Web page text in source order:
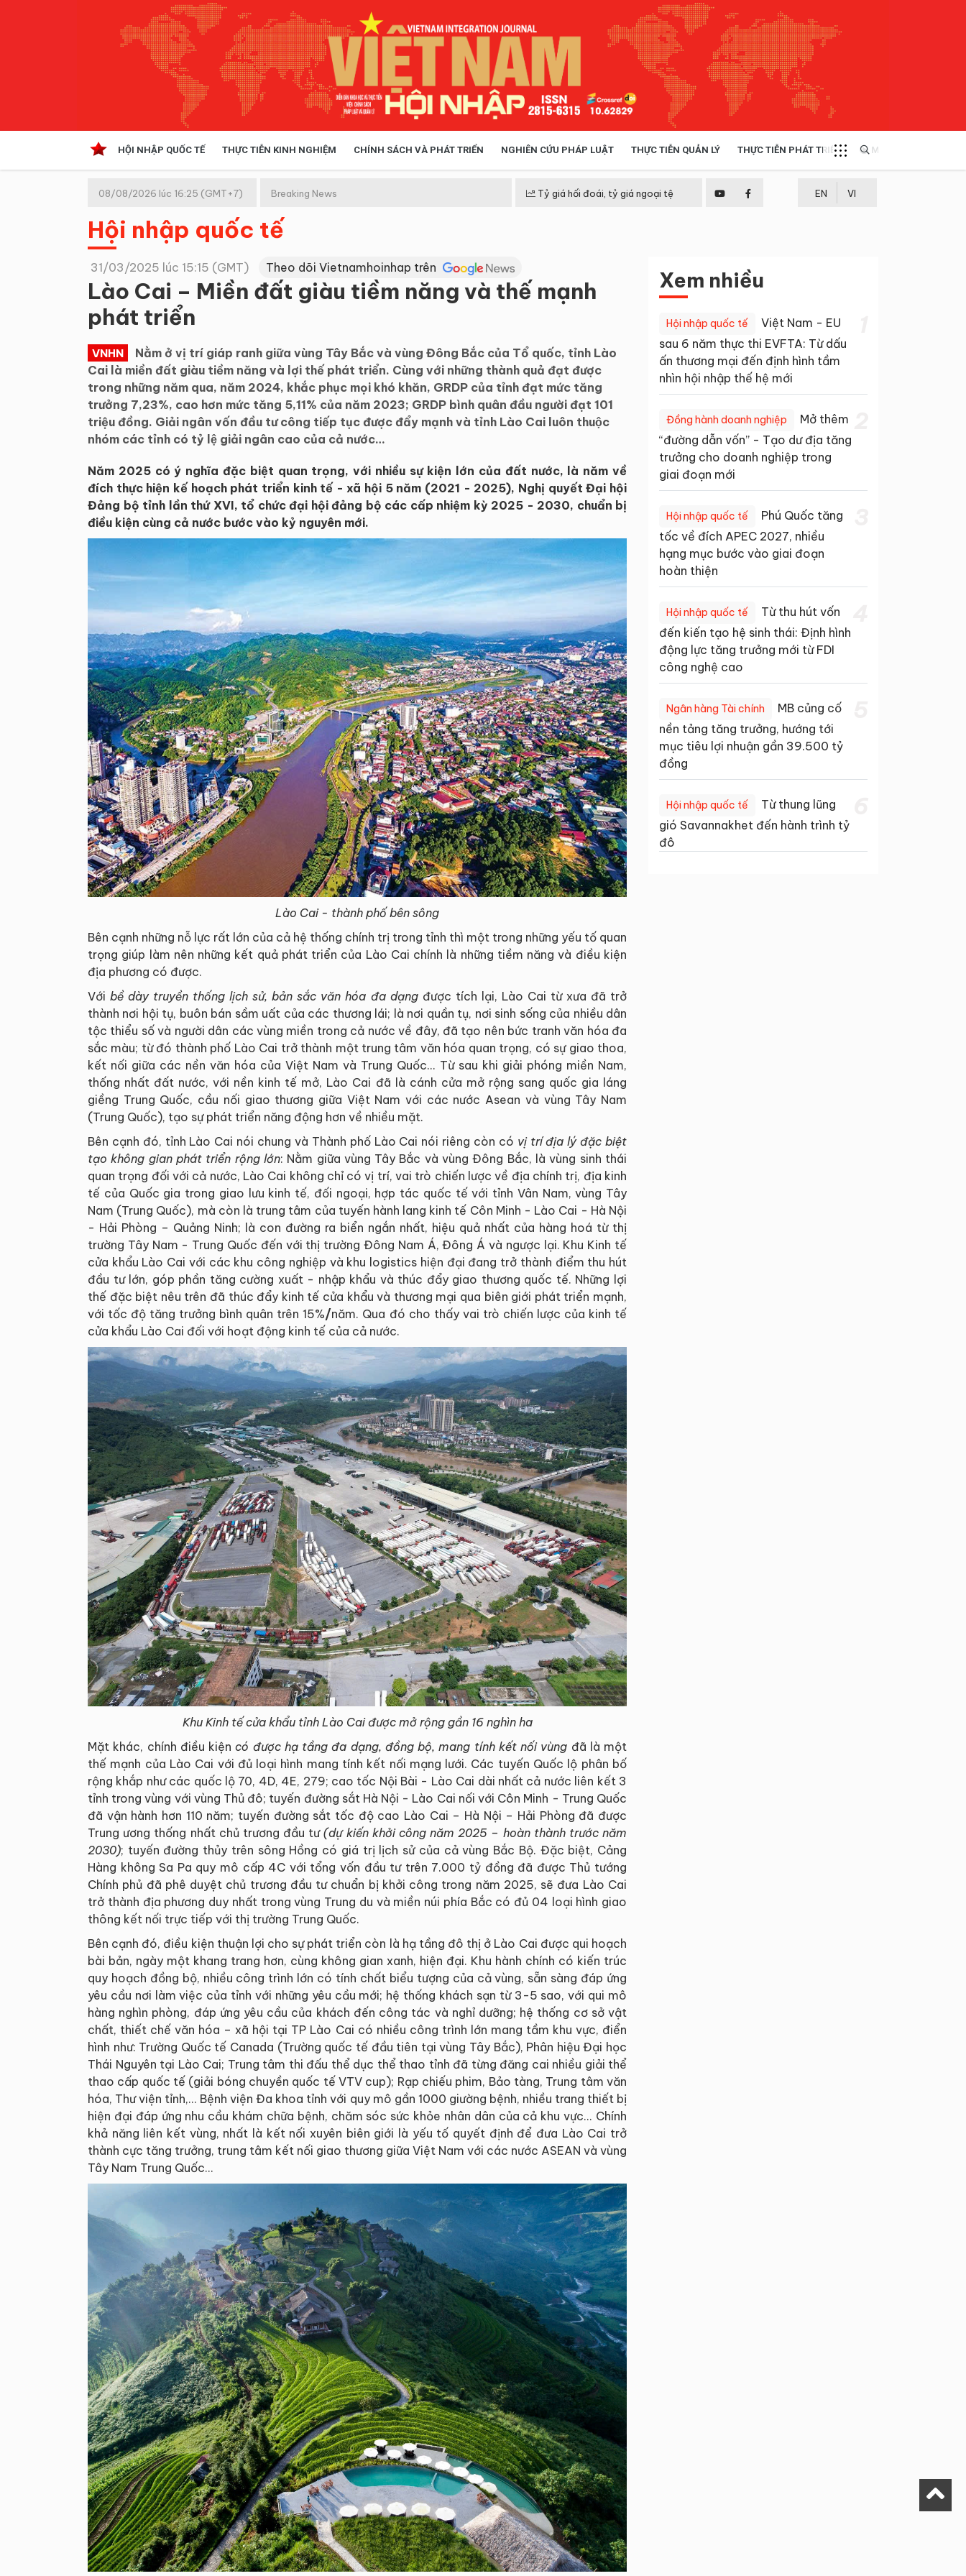
HỘI NHẬP QUỐC TẾ THỰC TIỄN KINH NGHIỆM CHÍNH SÁCH VÀ PHÁT TRIỂN NGHIÊN CỨU PHÁP LUẬT THỰC TIỄN QUẢN LÝ THỰC TIỄN PHÁT TRIỂN MULTIMEDIA
Kinh tế hội nhập
Doanh nghiệp
08/08/2026 lúc 16:25 (GMT+7) Breaking News Tỷ giá hối đoái, tỷ giá ngoại tệ EN VI
Hội nhập quốc tế
31/03/2025 lúc 15:15 (GMT) Theo dõi Vietnamhoinhap trên
Lào Cai – Miền đất giàu tiềm năng và thế mạnh
phát triển
VNHN
Nằm ở vị trí giáp ranh giữa vùng Tây Bắc và vùng Đông Bắc của Tổ quốc, tỉnh Lào
Cai là miền đất giàu tiềm năng và lợi thế phát triển. Cùng với những thành quả đạt được
trong những năm qua, năm 2024, khắc phục mọi khó khăn, GRDP của tỉnh đạt mức tăng
trưởng 7,23%, cao hơn mức tăng 5,11% của năm 2023; GRDP bình quân đầu người đạt 101
triệu đồng. Giải ngân vốn đầu tư công tiếp tục được đẩy mạnh và tỉnh Lào Cai luôn thuộc
nhóm các tỉnh có tỷ lệ giải ngân cao của cả nước…
Năm 2025 có ý nghĩa đặc biệt quan trọng, với nhiều sự kiện lớn của đất nước, là năm về
đích thực hiện kế hoạch phát triển kinh tế - xã hội 5 năm (2021 - 2025), Nghị quyết Đại hội
Đảng bộ tỉnh lần thứ XVI, tổ chức đại hội đảng bộ các cấp nhiệm kỳ 2025 - 2030, chuẩn bị
điều kiện cùng cả nước bước vào kỷ nguyên mới.
Lào Cai - thành phố bên sông
Bên cạnh những nỗ lực rất lớn của cả hệ thống chính trị trong tỉnh thì một trong những yếu tố quan
trọng giúp làm nên những kết quả phát triển của Lào Cai chính là những tiềm năng và điều kiện
địa phương có được.
Vớibề dày truyền thống lịch sử, bản sắc văn hóa đa dạngđược tích lại, Lào Cai từ xưa đã trở
thành nơi hội tụ, buôn bán sầm uất của các thương lái; là nơi quần tụ, nơi sinh sống của nhiều dân
tộc thiểu số và người dân các vùng miền trong cả nước về đây, đã tạo nên bức tranh văn hóa đa
sắc màu; từ đó thành phố Lào Cai trở thành một trung tâm văn hóa quan trọng, có sự giao thoa,
kết nối giữa các nền văn hóa của Việt Nam và Trung Quốc... Từ sau khi giải phóng miền Nam,
thống nhất đất nước, với nền kinh tế mở, Lào Cai đã là cánh cửa mở rộng sang quốc gia láng
giềng Trung Quốc, cầu nối giao thương giữa Việt Nam với các nước Asean và vùng Tây Nam
(Trung Quốc), tạo sự phát triển năng động hơn về nhiều mặt.
Bên cạnh đó, tỉnh Lào Cai nói chung và Thành phố Lào Cai nói riêng còn có vị trí địa lý đặc biệt
tạo không gian phát triển rộng lớn: Nằm giữa vùng Tây Bắc và vùng Đông Bắc, là vùng sinh thái
quan trọng đối với cả nước, Lào Cai không chỉ có vị trí, vai trò chiến lược về địa chính trị, địa kinh
tế của Quốc gia trong giao lưu kinh tế, đối ngoại, hợp tác quốc tế với tỉnh Vân Nam, vùng Tây
Nam (Trung Quốc), mà còn là trung tâm của tuyến hành lang kinh tế Côn Minh - Lào Cai - Hà Nội
- Hải Phòng – Quảng Ninh; là con đường ra biển ngắn nhất, hiệu quả nhất của hàng hoá từ thị
trường Tây Nam - Trung Quốc đến với thị trường Đông Nam Á, Đông Á và ngược lại. Khu Kinh tế
cửa khẩu Lào Cai với các khu công nghiệp và khu logistics hiện đại đang trở thành điểm thu hút
đầu tư lớn, góp phần tăng cường xuất - nhập khẩu và thúc đẩy giao thương quốc tế. Những lợi
thế đặc biệt nêu trên đã thúc đẩy kinh tế cửa khẩu và thương mại qua biên giới phát triển mạnh,
với tốc độ tăng trưởng bình quân trên 15%/năm. Qua đó cho thấy vai trò chiến lược của kinh tế
cửa khẩu Lào Cai đối với hoạt động kinh tế của cả nước.
Khu Kinh tế cửa khẩu tỉnh Lào Cai được mở rộng gần 16 nghìn ha
Mặt khác, chính điều kiện có được hạ tầng đa dạng, đồng bộ, mang tính kết nối vùng đã là một
thế mạnh của Lào Cai với đủ loại hình mang tính kết nối mạng lưới. Các tuyến Quốc lộ phân bố
rộng khắp như các quốc lộ 70, 4D, 4E, 279; cao tốc Nội Bài - Lào Cai dài nhất cả nước liên kết 3
tỉnh trong vùng với vùng Thủ đô; tuyến đường sắt Hà Nội - Lào Cai nối với Côn Minh - Trung Quốc
đã vận hành hơn 110 năm; tuyến đường sắt tốc độ cao Lào Cai – Hà Nội – Hải Phòng đã được
Trung ương thống nhất chủ trương đầu tư(dự kiến khởi công năm 2025 – hoàn thành trước năm
2030); tuyến đường thủy trên sông Hồng có giá trị lịch sử của cả vùng Bắc Bộ. Đặc biệt, Cảng
Hàng không Sa Pa quy mô cấp 4C với tổng vốn đầu tư trên 7.000 tỷ đồng đã được Thủ tướng
Chính phủ đã phê duyệt chủ trương đầu tư chuẩn bị khởi công trong năm 2025, sẽ đưa Lào Cai
trở thành địa phương duy nhất trong vùng Trung du và miền núi phía Bắc có đủ 04 loại hình giao
thông kết nối trực tiếp với thị trường Trung Quốc.
Bên cạnh đó, điều kiện thuận lợi cho sự phát triển còn là hạ tầng đô thị ở Lào Cai được qui hoạch
bài bản, ngày một khang trang hơn, cùng không gian xanh, hiện đại. Khu hành chính có kiến trúc
quy hoạch đồng bộ, nhiều công trình lớn có tính chất biểu tượng của cả vùng, sẵn sàng đáp ứng
yêu cầu nơi làm việc của tỉnh với những yêu cầu mới; hệ thống khách sạn từ 3-5 sao, với qui mô
hàng nghìn phòng, đáp ứng yêu cầu của khách đến công tác và nghỉ dưỡng; hệ thống cơ sở vật
chất, thiết chế văn hóa – xã hội tại TP Lào Cai có nhiều công trình lớn mang tầm khu vực, điển
hình như: Trường Quốc tế Canada (Trường quốc tế đầu tiên tại vùng Tây Bắc), Phân hiệu Đại học
Thái Nguyên tại Lào Cai; Trung tâm thi đấu thể dục thể thao tỉnh đã từng đăng cai nhiều giải thể
thao cấp quốc tế (giải bóng chuyền quốc tế VTV cup); Rạp chiếu phim, Bảo tàng, Trung tâm văn
hóa, Thư viện tỉnh,... Bệnh viện Đa khoa tỉnh với quy mô gần 1000 giường bệnh, nhiều trang thiết bị
hiện đại đáp ứng nhu cầu khám chữa bệnh, chăm sóc sức khỏe nhân dân của cả khu vực... Chính
khả năng liên kết vùng, nhất là kết nối xuyên biên giới là yếu tố quyết định để đưa Lào Cai trở
thành cực tăng trưởng, trung tâm kết nối giao thương giữa Việt Nam với các nước ASEAN và vùng
Tây Nam Trung Quốc...
Xem nhiều
Hội nhập quốc tế
Việt Nam - EU
sau 6 năm thực thi EVFTA: Từ dấu
ấn thương mại đến định hình tầm
nhìn hội nhập thế hệ mới
Đồng hành doanh nghiệp
Mở thêm
“đường dẫn vốn” - Tạo dư địa tăng
trưởng cho doanh nghiệp trong
giai đoạn mới
Hội nhập quốc tế
Phú Quốc tăng
tốc về đích APEC 2027, nhiều
hạng mục bước vào giai đoạn
hoàn thiện
Hội nhập quốc tế
Từ thu hút vốn
đến kiến tạo hệ sinh thái: Định hình
động lực tăng trưởng mới từ FDI
công nghệ cao
Ngân hàng Tài chính
MB củng cố
nền tảng tăng trưởng, hướng tới
mục tiêu lợi nhuận gần 39.500 tỷ
đồng
Hội nhập quốc tế
Từ thung lũng
gió Savannakhet đến hành trình tỷ
đô